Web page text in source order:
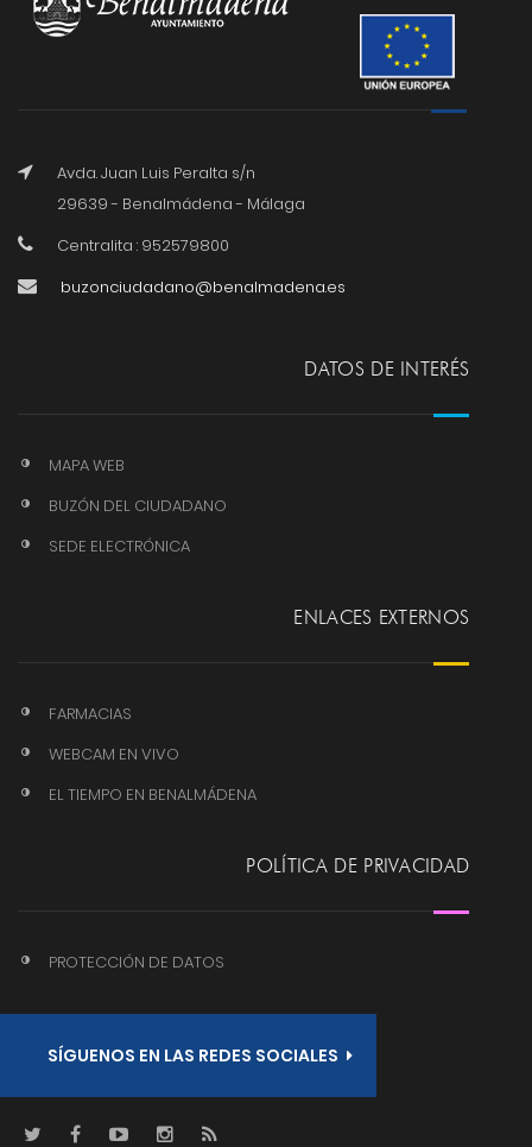
Avda. Juan Luis Peralta s/n
29639 - Benalmádena - Málaga
Centralita : 952579800
buzonciudadano@benalmadena.es
DATOS DE INTERÉS
MAPA WEB
BUZÓN DEL CIUDADANO
SEDE ELECTRÓNICA
ENLACES EXTERNOS
FARMACIAS
WEBCAM EN VIVO
EL TIEMPO EN BENALMÁDENA
POLÍTICA DE PRIVACIDAD
PROTECCIÓN DE DATOS
SÍGUENOS EN LAS REDES SOCIALES